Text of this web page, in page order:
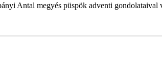
Antal megyés püspök adventi gondolataival